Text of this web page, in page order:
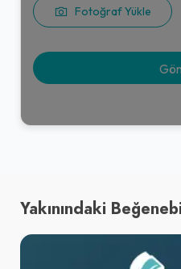
Fotoğraf Yükle
Yakınındaki